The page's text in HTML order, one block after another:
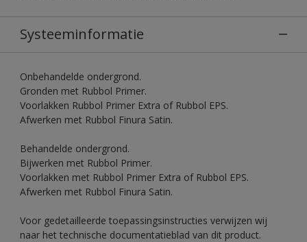
Systeeminformatie
Onbehandelde ondergrond.
Gronden met Rubbol Primer.
Voorlakken Rubbol Primer Extra of Rubbol EPS.
Afwerken met Rubbol Finura Satin.
Behandelde ondergrond.
Bijwerken met Rubbol Primer.
Voorlakken met Rubbol Primer Extra of Rubbol EPS.
Afwerken met Rubbol Finura Satin.
Voor gedetailleerde toepassingsinstructies verwijzen wij
naar het technische documentatieblad van dit product.